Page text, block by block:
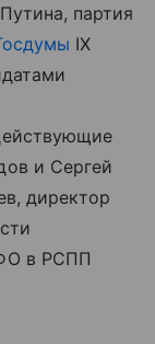
партия
IX
и Сергей
директор
в РСПП